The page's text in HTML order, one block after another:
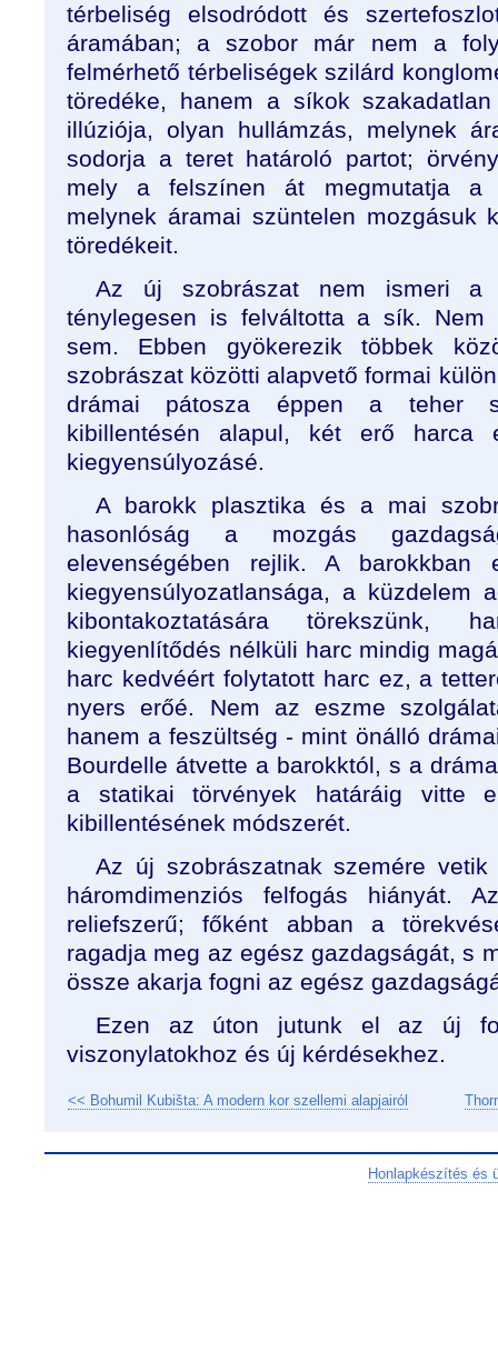
térbeliség elsodródott és
áramában; a szobor már nem a
felmérhető térbeliségek szilárd
töredéke, hanem a síkok
illúziója, olyan hullámzás, melynek
sodorja a teret határoló partot;
mely a felszínen át megmutatja a
melynek áramai szüntelen mozgásuk
töredékeit.
Az új szobrászat nem ismeri a
ténylegesen is felváltotta a sík. Nem
sem. Ebben gyökerezik többek
szobrászat közötti alapvető formai
drámai pátosza éppen a teher
kibillentésén alapul, két erő
kiegyensúlyozásé.
A barokk plasztika és a mai
hasonlóság a mozgás
elevenségében rejlik. A
kiegyensúlyozatlansága, a küzdelem
kibontakoztatására
kiegyenlítődés nélküli harc mindig
harc kedvéért folytatott harc ez, a
nyers erőé. Nem az eszme
hanem a feszültség - mint önálló
Bourdelle átvette a barokktól, s a
a statikai törvények határáig vitte
kibillentésének módszerét.
Az új szobrászatnak szemére
háromdimenziós felfogás hiányát.
reliefszerű; főként abban a
ragadja meg az egész gazdagságát, s
össze akarja fogni az egész
Ezen az úton jutunk el az új
viszonylatokhoz és új kérdésekhez.
<< Bohumil Kubišta: A modern kor szellemi alapjairól
Honlapkészítés és